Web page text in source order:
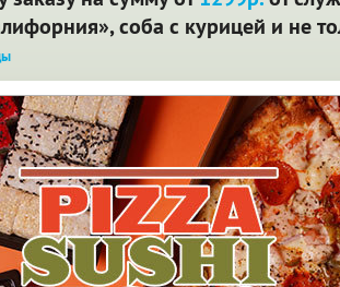
соба с курицей и не